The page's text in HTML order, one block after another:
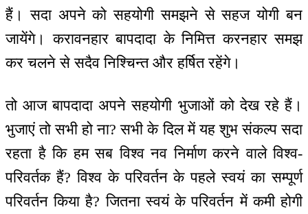
हैं। सदा अपने को सहयोगी समझने से सहज योगी बन
जायेंगे। करावनहार बापदादा के निमित्त करनहार समझ
कर चलने से सदैव निश्चिन्त और हर्षित रहेंगे।
तो आज बापदादा अपने सहयोगी भुजाओं को देख रहे हैं।
भुजाएं तो सभी हो ना? सभी के दिल में यह शुभ संकल्प सदा
रहता है कि हम सब विश्व नव निर्माण करने वाले विश्व-
परिवर्तक हैं? विश्व के परिवर्तन के पहले स्वयं का सम्पूर्ण
परिवर्तन किया है? जितना स्वयं के परिवर्तन में कमी होगी